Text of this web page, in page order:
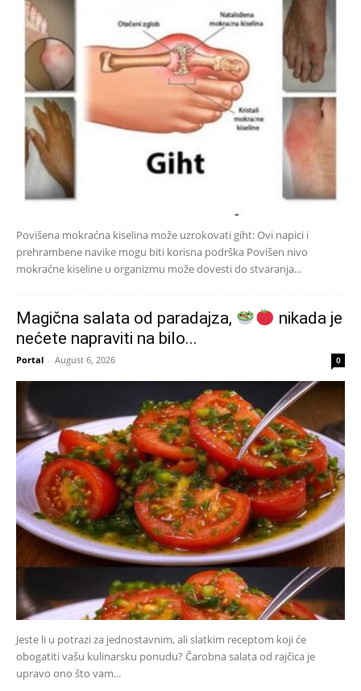
Povišena mokraćna kiselina može uzrokovati giht: Ovi napici i
prehrambene navike mogu biti korisna podrška Povišen nivo
mokraćne kiseline u organizmu može dovesti do stvaranja...
Magična salata od paradajza,
nikada je
nećete napraviti na bilo...
Portal - August 6, 2026 0
Jeste li u potrazi za jednostavnim, ali slatkim receptom koji će
obogatiti vašu kulinarsku ponudu? Čarobna salata od rajčica je
upravo ono što vam...